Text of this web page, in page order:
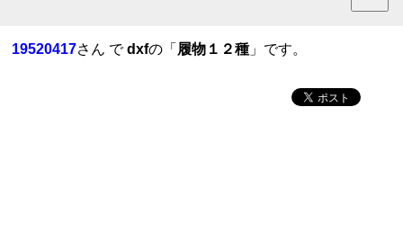
19520417さん でdxfの「 履物１２種 」です。